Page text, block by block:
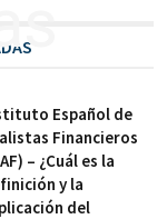
Español de
Financieros
– ¿Cuál es la
y la
del